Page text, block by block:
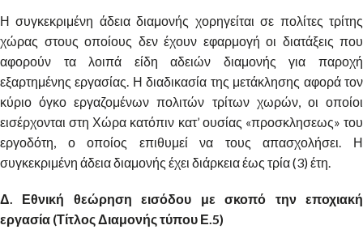
Η συγκεκριμένη άδεια διαμονής χορηγείται σε πολίτες τρίτης
χώρας στους οποίους δεν έχουν εφαρμογή οι διατάξεις που
αφορούν τα λοιπά είδη αδειών διαμονής για παροχή
εξαρτημένης εργασίας. Η διαδικασία της μετάκλησης αφορά τον
κύριο όγκο εργαζομένων πολιτών τρίτων χωρών, οι οποίοι
εισέρχονται στη Χώρα κατόπιν κατ’ ουσίας «προσκλησεως» του
εργοδότη, ο οποίος επιθυμεί να τους απασχολήσει. Η
συγκεκριμένη άδεια διαμονής έχει διάρκεια έως τρία (3) έτη.
Δ. Εθνική θεώρηση εισόδου με σκοπό την εποχιακή
εργασία (Τίτλος Διαμονής τύπου Ε.5)